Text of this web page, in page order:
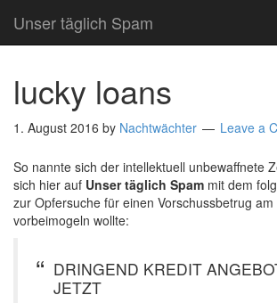
Unser täglich Spam
lucky loans
1. August 2016 by Nachtwächter Leave a
So nannte sich der intellektuell unbewaffnete
sich hier auf Unser täglich Spam mit dem
zur Opfersuche für einen Vorschussbetrug
vorbeimogeln wollte:
DRINGEND KREDIT
JETZT